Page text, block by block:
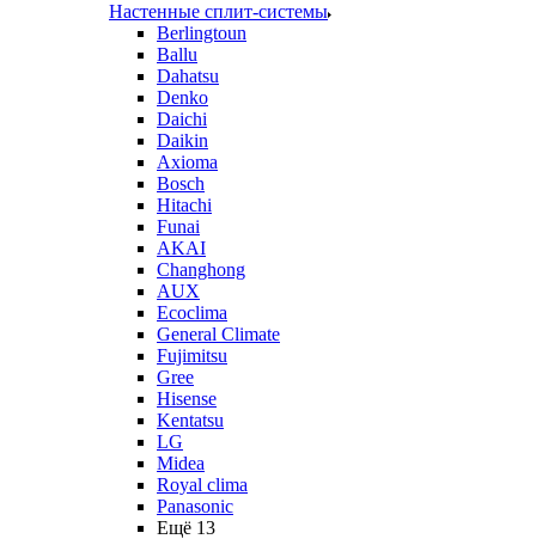
Настенные сплит-системы
Berlingtoun
Ballu
Dahatsu
Denko
Daichi
Daikin
Axioma
Bosch
Hitachi
Funai
AKAI
Changhong
AUX
Ecoclima
General Climate
Fujimitsu
Gree
Hisense
Kentatsu
LG
Midea
Royal clima
Panasonic
Ещё 13